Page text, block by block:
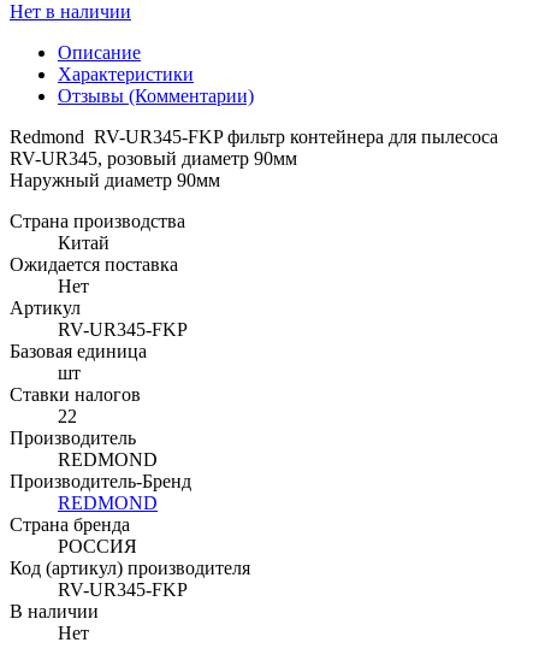
Нет в наличии
Описание
Характеристики
Отзывы (Комментарии)
Redmond RV-UR345-FKP фильтр контейнера для пылесоса
RV-UR345, розовый диаметр 90мм
Наружный диаметр 90мм
Страна производства
Китай
Ожидается поставка
Нет
Артикул
RV-UR345-FKP
Базовая единица
шт
Ставки налогов
22
Производитель
REDMOND
Производитель-Бренд
REDMOND
Страна бренда
РОССИЯ
Код (артикул) производителя
RV-UR345-FKP
В наличии
Нет